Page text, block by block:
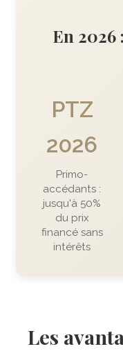
En 2026
PTZ
2026
Primo-
accédants :
jusqu'à 50%
du prix
financé sans
intérêts
Les